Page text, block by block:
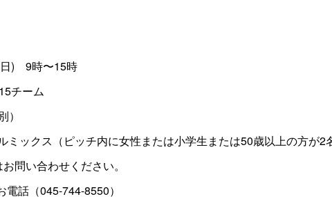
日) 9時〜15時
ーム
ミックス（ピッチ内に女性または小学生または50歳以上の方が2
問い合わせください。
電話（045-744-8550）